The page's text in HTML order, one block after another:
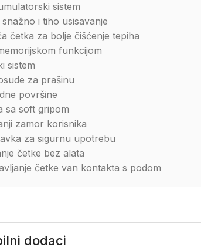
sistem
i tiho usisavanje
četka za bolje čišćenje tepiha
funkcijom
sistem
za prašinu
površine
sa soft gripom
zamor korisnika
za sigurnu upotrebu
četke bez alata
četke van kontakta s podom
dodaci